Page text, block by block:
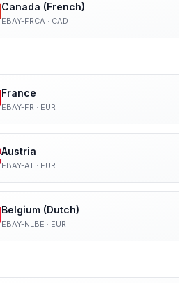
Canada (French)
EBAY-FRCA · CAD
France
EBAY-FR · EUR
Austria
EBAY-AT· EUR
Belgium (Dutch)
EBAY-NLBE · EUR